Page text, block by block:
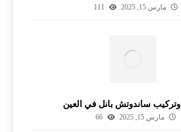
مارس 15, 2025 111
وتركيب ساندوتش بانل في العين
مارس 15, 2025 66